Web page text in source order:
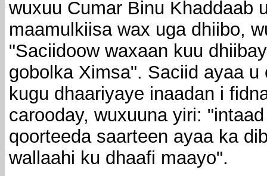
wuxuu Cumar Binu Khaddaab
maamulkiisa wax uga dhiibo,
"Saciidoow waxaan kuu
gobolka Ximsa". Saciid ayaa
kugu dhaariyaye inaadan i
carooday, wuxuuna yiri:
qoorteeda saarteen ayaa ka
wallaahi ku dhaafi maayo".